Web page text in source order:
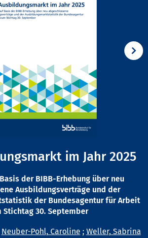
im Jahr 2025
der BIBB-Erhebung über neu
Ausbildungsverträge und der
der Bundesagentur für Arbeit
Stichtag 30. September
Neuber-Pohl, Caroline ; Weller, Sabrina